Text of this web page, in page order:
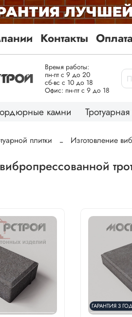
Контакты
Время работы:
пн-пт с 9 до 20
сб-вс с 10 до 18
Офис: пн-пт с 9 до 18
камни
плитки Изготовление
ГАРАНТИЯ 3